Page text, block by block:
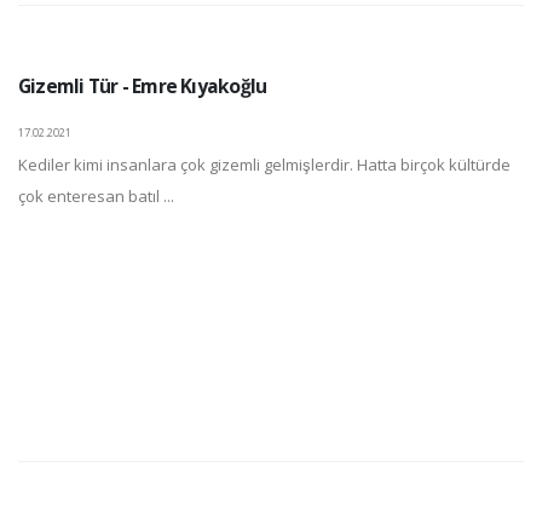
Gizemli Tür - Emre Kıyakoğlu
17.02.2021
Kediler kimi insanlara çok gizemli gelmişlerdir. Hatta birçok kültürde
çok enteresan batıl ...